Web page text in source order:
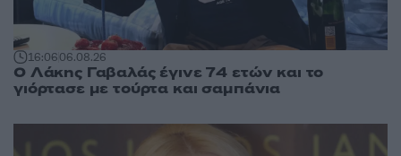
16:0606.08.26
Ο Λάκης Γαβαλάς έγινε 74 ετών και το
γιόρτασε με τούρτα και σαμπάνια